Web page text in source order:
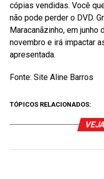
cópias vendidas. Você
não pode perder o DVD.
Maracanãzinho, em junho
novembro e irá impactar
apresentada.
Fonte: Site Aline Barros
TÓPICOS RELACIONADOS: